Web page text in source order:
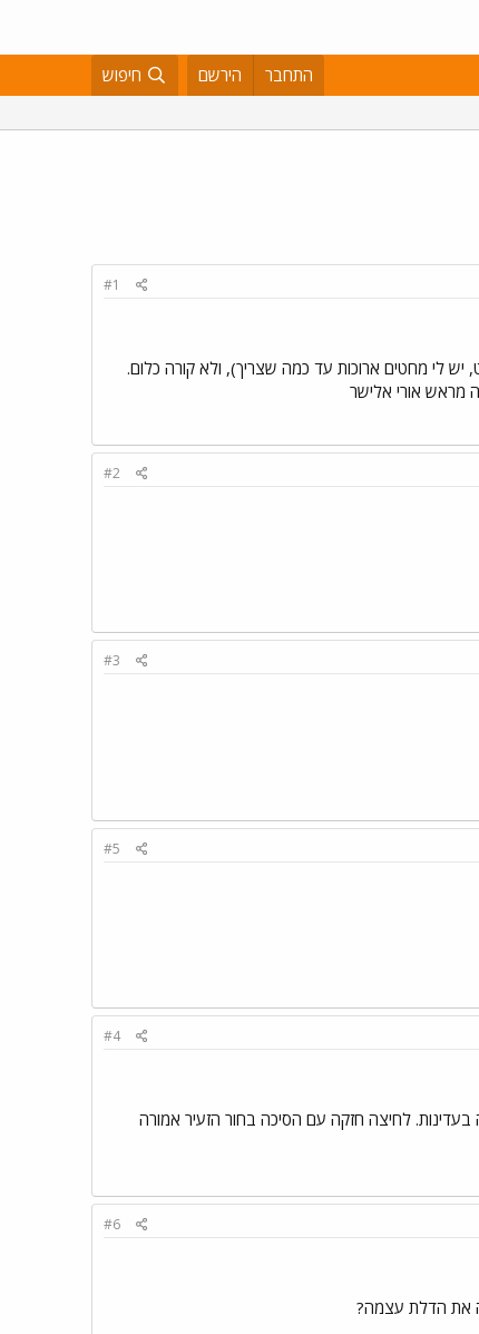
התחבר הירשם חיפוש
#1
יש לי מחטים ארוכות עד כמה שצריך), ולא קורה כלום.
מראש אורי אלישר
#2
#3
#5
#4
לחיצה חזקה עם הסיכה בחור הזעיר אמורה
#6
את הדלת עצמה?